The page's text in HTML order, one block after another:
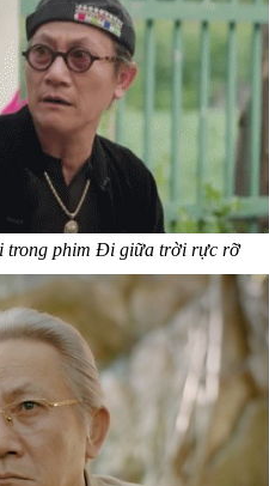
trong phim Đi giữa trời rực rỡ